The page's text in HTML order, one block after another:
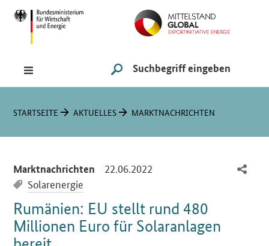
Suche
SUCHE STARTEN
Sie sind hier:
STARTSEITE AKTUELLES MARKTNACHRICHTEN
Marktnachrichten 22.06.2022
Solarenergie
Rumänien: EU stellt rund 480
Millionen Euro für Solaranlagen